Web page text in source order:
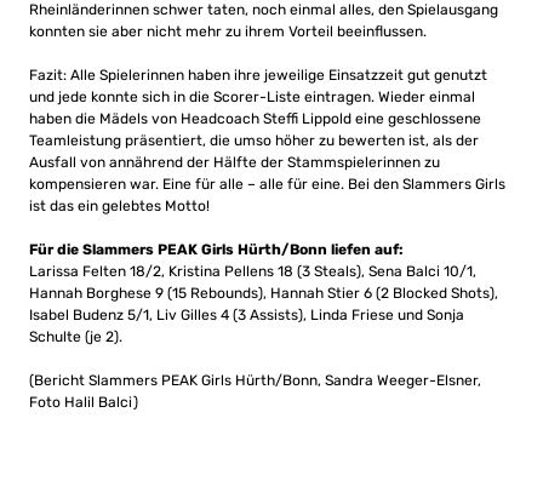
Rheinländerinnen schwer taten, noch einmal alles, den Spielausgang
konnten sie aber nicht mehr zu ihrem Vorteil beeinflussen.
Fazit: Alle Spielerinnen haben ihre jeweilige Einsatzzeit gut genutzt
und jede konnte sich in die Scorer-Liste eintragen. Wieder einmal
haben die Mädels von Headcoach Steffi Lippold eine geschlossene
Teamleistung präsentiert, die umso höher zu bewerten ist, als der
Ausfall von annährend der Hälfte der Stammspielerinnen zu
kompensieren war. Eine für alle – alle für eine. Bei den Slammers Girls
ist das ein gelebtes Motto!
Für die Slammers PEAK Girls Hürth/Bonn liefen auf:
Larissa Felten 18/2, Kristina Pellens 18 (3 Steals), Sena Balci 10/1,
Hannah Borghese 9 (15 Rebounds), Hannah Stier 6 (2 Blocked Shots),
Isabel Budenz 5/1, Liv Gilles 4 (3 Assists), Linda Friese und Sonja
Schulte (je 2).
(Bericht Slammers PEAK Girls Hürth/Bonn, Sandra Weeger-Elsner,
Foto Halil Balci)